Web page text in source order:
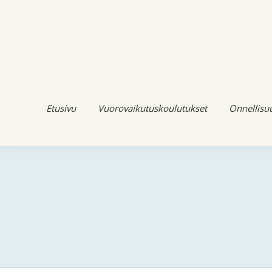
Etusivu Vuorovaikutuskoulutukset